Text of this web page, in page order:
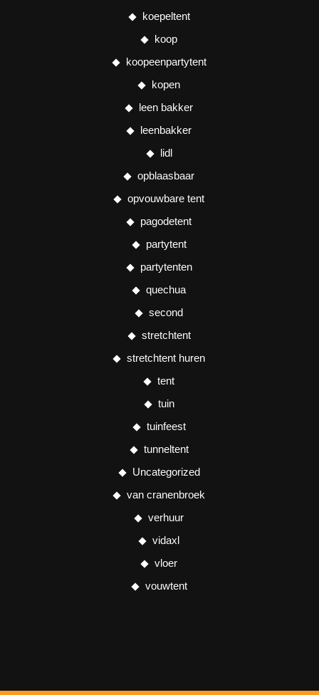
koepeltent
koop
koopeenpartytent
kopen
leen bakker
leenbakker
lidl
opblaasbaar
opvouwbare tent
pagodetent
partytent
partytenten
quechua
second
stretchtent
stretchtent huren
tent
tuin
tuinfeest
tunneltent
Uncategorized
van cranenbroek
verhuur
vidaxl
vloer
vouwtent